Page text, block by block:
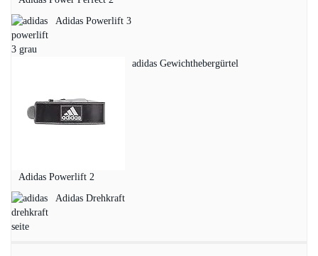
Adidas Powerlift 3
adidas Gewichthebergürtel
Adidas Powerlift 2
Adidas Drehkraft